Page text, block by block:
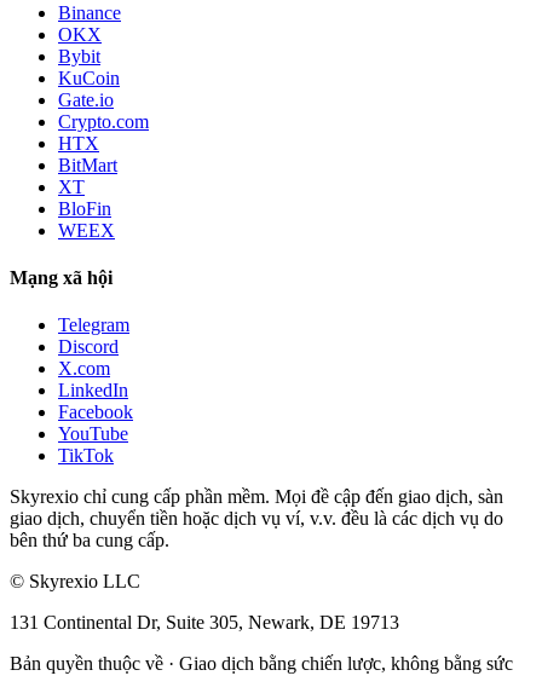
Binance
OKX
Bybit
KuCoin
Gate.io
Crypto.com
HTX
BitMart
XT
BloFin
WEEX
Mạng xã hội
Telegram
Discord
X.com
LinkedIn
Facebook
YouTube
TikTok
Skyrexio chỉ cung cấp phần mềm. Mọi đề cập đến giao dịch, sàn
giao dịch, chuyển tiền hoặc dịch vụ ví, v.v. đều là các dịch vụ do
bên thứ ba cung cấp.
© Skyrexio LLC
131 Continental Dr, Suite 305, Newark, DE 19713
Bản quyền thuộc về · Giao dịch bằng chiến lược, không bằng sức